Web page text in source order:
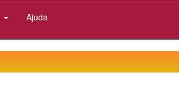
Ajuda